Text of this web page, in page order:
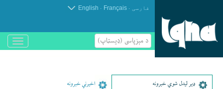
فارسی .
Français
.
English
د مېزپاسى (ډیسټاپ)
باز
و
ډير لیدل شوي خبرونه اخیرني خبرونه